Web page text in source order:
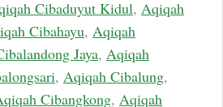
Cibaduyut Kidul, Aqiqah
Cibahayu, Aqiqah
Jaya, Aqiqah
, Aqiqah Cibalung,
Cibangkong, Aqiqah